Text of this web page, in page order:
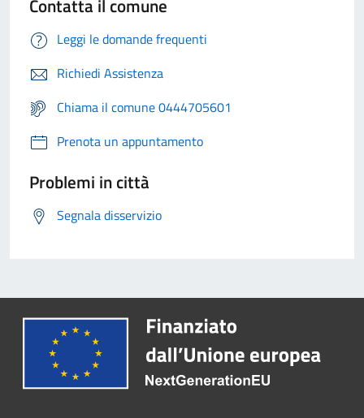
Contatta il comune
Leggi le domande frequenti
Richiedi Assistenza
Chiama il comune 0444705601
Prenota un appuntamento
Problemi in città
Segnala disservizio